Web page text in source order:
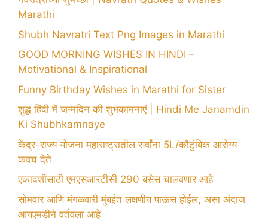
Marathi
Shubh Navratri Text Png Images in Marathi
GOOD MORNING WISHES IN HINDI –
Motivational & Inspirational
Funny Birthday Wishes in Marathi for Sister
शुद्ध हिंदी में जन्मदिन की शुभकामनाएं | Hindi Me Janamdin
Ki Shubhkamnaye
केंद्र-राज्य योजना महाराष्ट्रातील सर्वांना 5L/कौटुंबिक आरोग्य
कवच देते
एकादशीसाठी एमएसआरटीसी 290 बसेस चालवणार आहे
सोमवार आणि मंगळवारी मुंबईत लक्षणीय पाऊस होईल, असा अंदाज
आयएमडीने वर्तवला आहे